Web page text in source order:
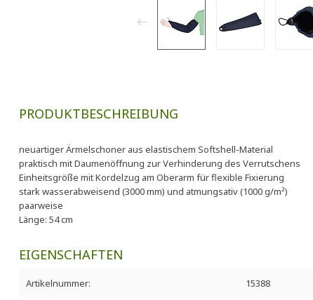
PRODUKTBESCHREIBUNG
neuartiger Ärmelschoner aus elastischem Softshell-Material
praktisch mit Daumenöffnung zur Verhinderung des Verrutschens
Einheitsgröße mit Kordelzug am Oberarm für flexible Fixierung
stark wasserabweisend (3000 mm) und atmungsativ (1000 g/m²)
paarweise
Länge: 54 cm
EIGENSCHAFTEN
Artikelnummer: 15388